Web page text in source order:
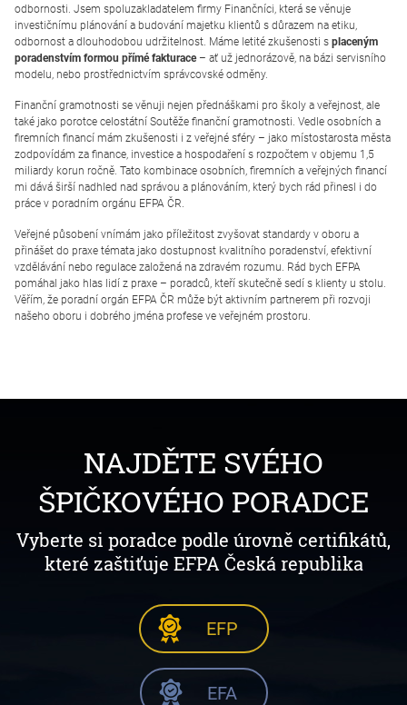
odbornosti. Jsem spoluzakladatelem firmy Finančníci, která se věnuje
investičnímu plánování a budování majetku klientů s důrazem na etiku,
odbornost a dlouhodobou udržitelnost. Máme letité zkušenosti s placeným
poradenstvím formou přímé fakturace– ať už jednorázově, na bázi servisního
modelu, nebo prostřednictvím správcovské odměny.
Finanční gramotnosti se věnuji nejen přednáškami pro školy a veřejnost, ale
také jako porotce celostátní Soutěže finanční gramotnosti. Vedle osobních a
firemních financí mám zkušenosti i z veřejné sféry – jako místostarosta města
zodpovídám za finance, investice a hospodaření s rozpočtem v objemu 1,5
miliardy korun ročně. Tato kombinace osobních, firemních a veřejných financí
mi dává širší nadhled nad správou a plánováním, který bych rád přinesl i do
práce v poradním orgánu EFPA ČR.
Veřejné působení vnímám jako příležitost zvyšovat standardy v oboru a
přinášet do praxe témata jako dostupnost kvalitního poradenství, efektivní
vzdělávání nebo regulace založená na zdravém rozumu. Rád bych EFPA
pomáhal jako hlas lidí z praxe – poradců, kteří skutečně sedí s klienty u stolu.
Věřím, že poradní orgán EFPA ČR může být aktivním partnerem při rozvoji
našeho oboru i dobrého jména profese ve veřejném prostoru.
NAJDĚTE SVÉHO
ŠPIČKOVÉHO PORADCE
Vyberte si poradce podle úrovně certifikátů,
které zaštiťuje EFPA Česká republika
EFP
EFA